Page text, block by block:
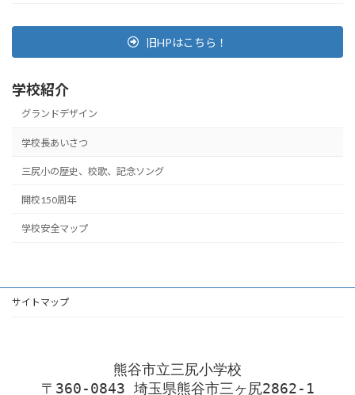
旧HPはこちら！
学校紹介
グランドデザイン
学校長あいさつ
三尻小の歴史、校歌、記念ソング
開校150周年
学校安全マップ
サイトマップ
熊谷市立三尻小学校
〒360-0843 埼玉県熊谷市三ヶ尻2862-1